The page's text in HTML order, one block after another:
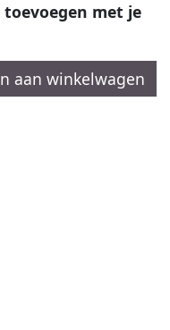
met je
aan winkelwagen